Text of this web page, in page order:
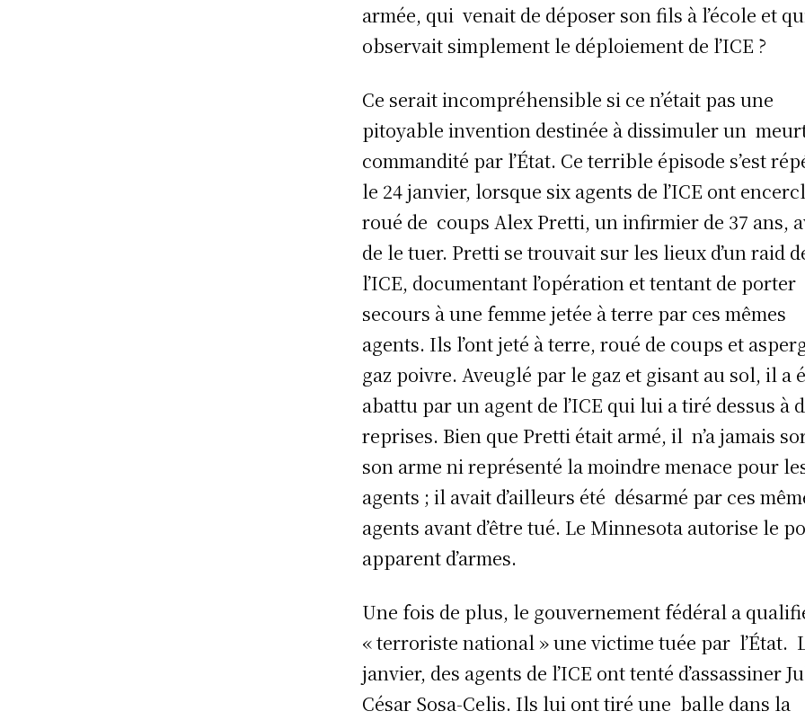
armée, qui venait de déposer son fils à l’école et
observait simplement le déploiement de l’ICE ?
Ce serait incompréhensible si ce n’était pas une
pitoyable invention destinée à dissimuler un
commandité par l’État. Ce terrible épisode s’est
le 24 janvier, lorsque six agents de l’ICE ont
roué de coups Alex Pretti, un infirmier de 37 ans,
de le tuer. Pretti se trouvait sur les lieux d’un raid
l’ICE, documentant l’opération et tentant de porter
secours à une femme jetée à terre par ces mêmes
agents. Ils l’ont jeté à terre, roué de coups et
gaz poivre. Aveuglé par le gaz et gisant au sol, il a
abattu par un agent de l’ICE qui lui a tiré dessus à
reprises. Bien que Pretti était armé, il n’a jamais
son arme ni représenté la moindre menace pour
agents ; il avait d’ailleurs été désarmé par ces
agents avant d’être tué. Le Minnesota autorise le
apparent d’armes.
Une fois de plus, le gouvernement fédéral a
« terroriste national » une victime tuée par l’État.
janvier, des agents de l’ICE ont tenté d’assassiner
César Sosa-Celis. Ils lui ont tiré une balle dans la